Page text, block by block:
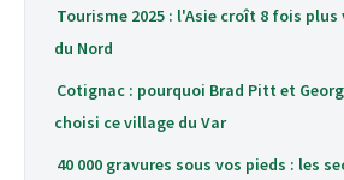
Tourisme 2025 : l'Asie croît 8 fois
du Nord
Cotignac : pourquoi Brad Pitt et
choisi ce village du Var
40 000 gravures sous vos pieds : les